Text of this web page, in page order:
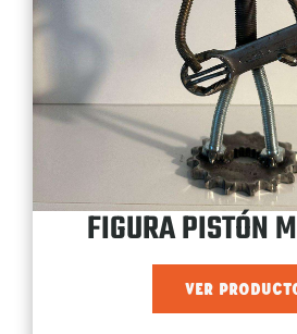
FIGURA PISTÓN
VER